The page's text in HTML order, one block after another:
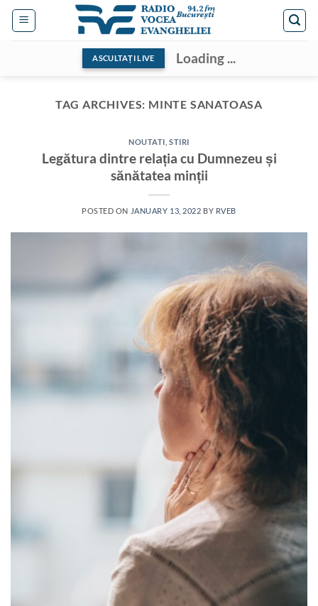
Skip
ASCULTAȚI LIVE Loading ...
TAG ARCHIVES: MINTE SANATOASA
NOUTATI ,STIRI
Legătura dintre relația cu Dumnezeu și
sănătatea minții
POSTED ON JANUARY 13, 2022 BY RVEB